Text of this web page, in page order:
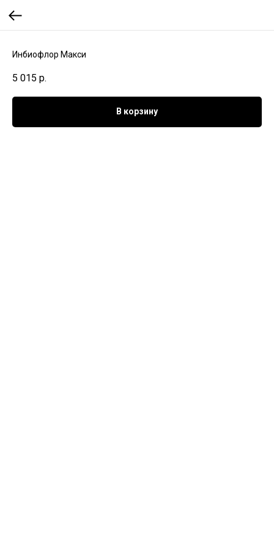
Инбиофлор Макси
5 015 р.
В корзину